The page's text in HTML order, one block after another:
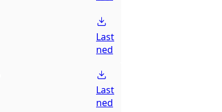
Last
ned
Last
ned